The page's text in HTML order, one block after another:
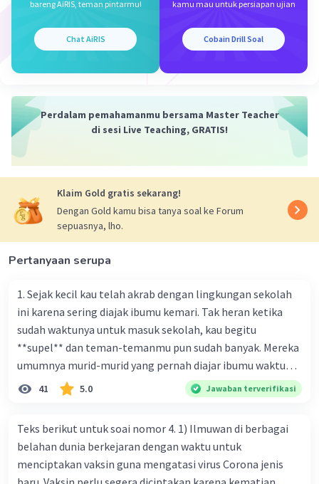
bareng AiRIS, teman pintarmu!
Chat AiRIS
kamu mau untuk persiapan ujian
Cobain Drill Soal
Perdalam pemahamanmu bersama Master Teacher
di sesi Live Teaching, GRATIS!
Klaim Gold gratis sekarang!
Dengan Gold kamu bisa tanya soal ke Forum
sepuasnya, lho.
Pertanyaan serupa
1. Sejak kecil kau telah akrab dengan lingkungan sekolah
ini karena sering diajak ibumu kemari. Tak heran ketika
sudah waktunya untuk masuk sekolah, kau begitu
**supel** dan teman-temanmu pun sudah banyak. Mereka
umumnya murid-murid yang pernah diajar ibumu waktu
kelas satu. Sedangkan aku? Aku waktu itu baru saja pindah
ke kota kecil ini. Makna kata bercetak tebal dalam kutipan
baik
41 5.0 Jawaban terverifikasi
Teks berikut untuk soai nomor 4. 1) Ilmuwan di berbagai
belahan dunia berkejaran dengan waktu untuk
menciptakan vaksin guna mengatasi virus Corona jenis